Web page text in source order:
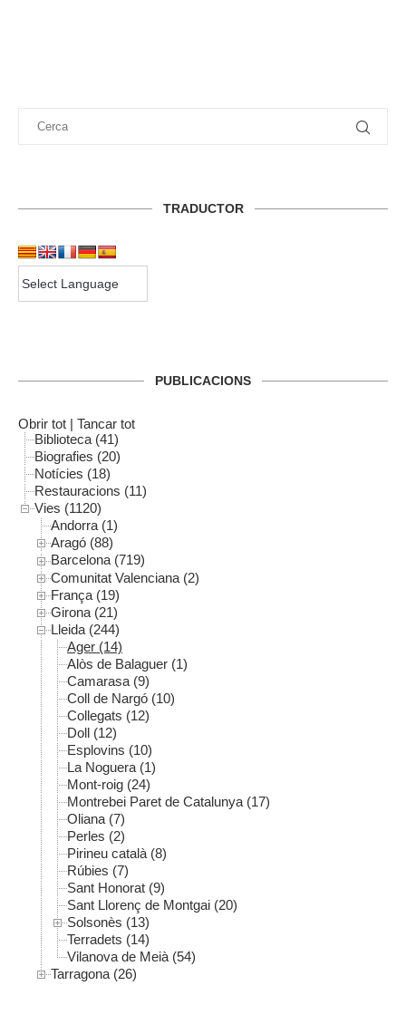
TRADUCTOR
PUBLICACIONS
Obrir tot | Tancar tot
Biblioteca (41)
Biografies (20)
Notícies (18)
Restauracions (11)
Vies (1120)
Andorra (1)
Aragó (88)
Barcelona (719)
Comunitat Valenciana (2)
França (19)
Girona (21)
Lleida (244)
Ager (14)
Alòs de Balaguer (1)
Camarasa (9)
Coll de Nargó (10)
Collegats (12)
Doll (12)
Esplovins (10)
La Noguera (1)
Mont-roig (24)
Montrebei Paret de Catalunya (17)
Oliana (7)
Perles (2)
Pirineu català (8)
Rúbies (7)
Sant Honorat (9)
Sant Llorenç de Montgai (20)
Solsonès (13)
Terradets (14)
Vilanova de Meià (54)
Tarragona (26)